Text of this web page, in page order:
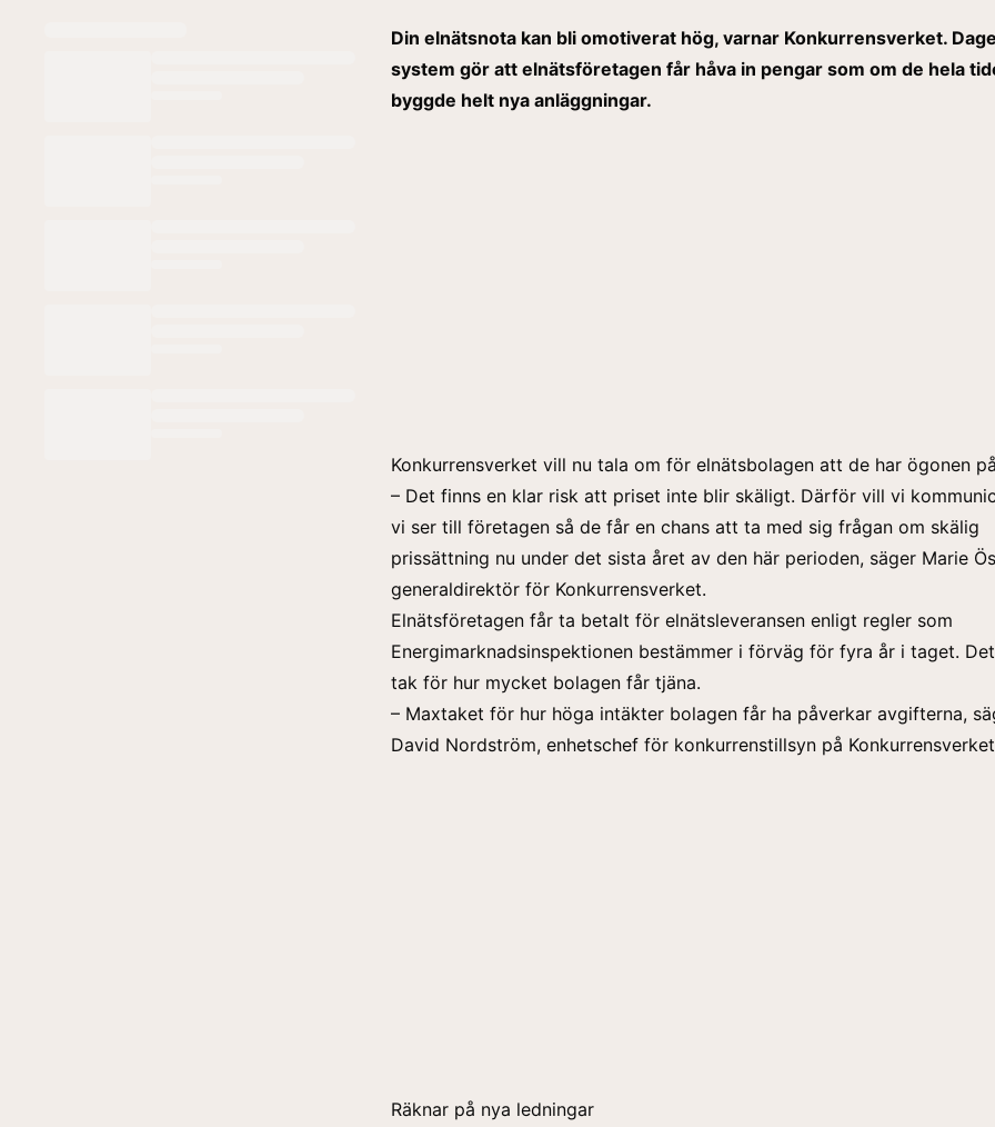
Din elnätsnota kan bli omotiverat hög, varnar Konkurrensverket.
system gör att elnätsföretagen får håva in pengar som om de hela
byggde helt nya anläggningar.
Konkurrensverket vill nu tala om för elnätsbolagen att de har ögonen
– Det finns en klar risk att priset inte blir skäligt. Därför vill vi
vi ser till företagen så de får en chans att ta med sig frågan om skälig
prissättning nu under det sista året av den här perioden, säger Marie
generaldirektör för Konkurrensverket.
Elnätsföretagen får ta betalt för elnätsleveransen enligt regler som
Energimarknadsinspektionen bestämmer i förväg för fyra år i taget.
tak för hur mycket bolagen får tjäna.
– Maxtaket för hur höga intäkter bolagen får ha påverkar avgifterna,
David Nordström, enhetschef för konkurrenstillsyn på
Räknar på nya ledningar